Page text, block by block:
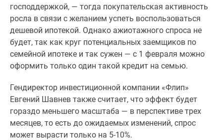
новостроек
Экология
Москвы
Подмосковья
Студии
комнатные
комнатные
господдержкой, — тогда покупательская активность
росла в связи с желанием успеть воспользоваться
дешевой ипотекой. Однако ажиотажного спроса не
будет, так как круг потенциальных заемщиков по
семейной ипотеке и так сужен — с 1 февраля можно
оформить только один такой кредит на семью.
Гендиректор инвестиционной компании «Флип»
Евгений Шавнев также считает, что эффект будет
гораздо меньшего масштаба — в перспективе трех
месяцев, то есть до ожидаемых изменений, спрос
может вырасти только на 5-10%.